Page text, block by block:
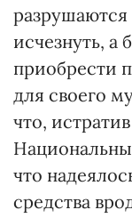
исчезнуть, а
приобрести
для своего
что,
что
средства